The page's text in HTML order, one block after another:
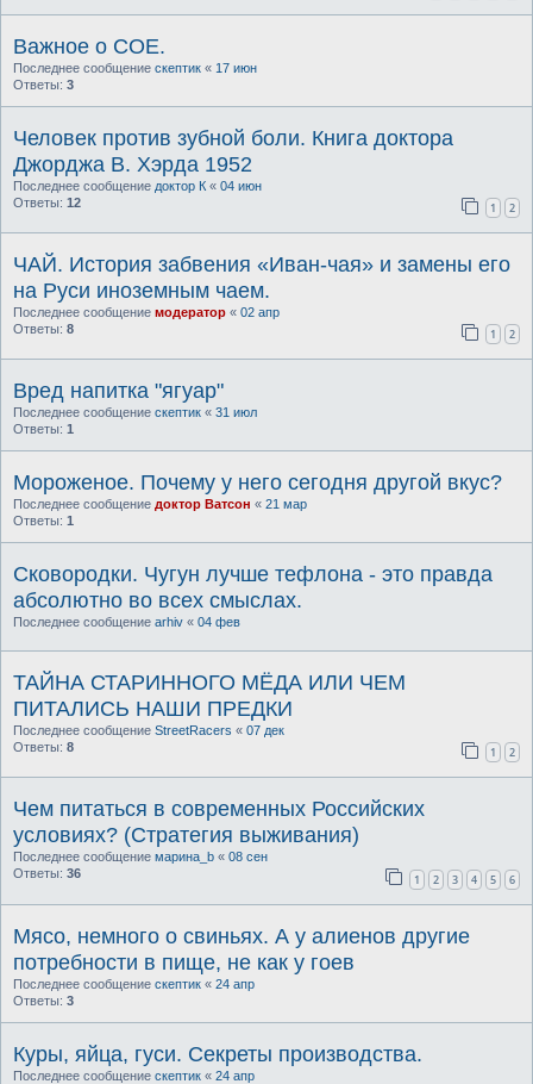
Важное о СОЕ.
Последнее сообщение скептик « 17 июн
Ответы: 3
Человек против зубной боли. Книга доктора
Джорджа В. Хэрда 1952
Последнее сообщение доктор К « 04 июн
Ответы: 12 1 2
ЧАЙ. История забвения «Иван-чая» и замены его
на Руси иноземным чаем.
Последнее сообщение модератор « 02 апр
Ответы: 8 1 2
Вред напитка "ягуар"
Последнее сообщение скептик « 31 июл
Ответы: 1
Мороженое. Почему у него сегодня другой вкус?
Последнее сообщение доктор Ватсон « 21 мар
Ответы: 1
Сковородки. Чугун лучше тефлона - это правда
абсолютно во всех смыслах.
Последнее сообщение arhiv « 04 фев
ТАЙНА СТАРИННОГО МЁДА ИЛИ ЧЕМ
ПИТАЛИСЬ НАШИ ПРЕДКИ
Последнее сообщение StreetRacers « 07 дек
Ответы: 8 1 2
Чем питаться в современных Российских
условиях? (Стратегия выживания)
Последнее сообщение марина_b « 08 сен
Ответы: 36 1 2 3 4 5 6
Мясо, немного о свиньях. А у алиенов другие
потребности в пище, не как у гоев
Последнее сообщение скептик « 24 апр
Ответы: 3
Куры, яйца, гуси. Секреты производства.
Последнее сообщение скептик « 24 апр